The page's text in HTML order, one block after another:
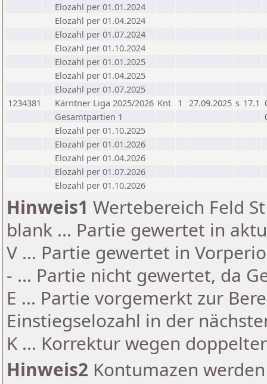
Elozahl per 01.01.2024
Elozahl per 01.04.2024
Elozahl per 01.07.2024
Elozahl per 01.10.2024
Elozahl per 01.01.2025
Elozahl per 01.04.2025
Elozahl per 01.07.2025
1234381
Kärntner Liga 2025/2026 Knt 1 27.09.2025 s 17.1
Gesamtpartien 1
Elozahl per 01.10.2025
Elozahl per 01.01.2026
Elozahl per 01.04.2026
Elozahl per 01.07.2026
Elozahl per 01.10.2026
Hinweis1 Wertebereich Feld
blank ... Partie gewertet in
V ... Partie gewertet in
- ... Partie nicht gewertet, da
E ... Partie vorgemerkt zur
Einstiegselozahl in der
K ... Korrektur wegen
Hinweis2 Kontumazen